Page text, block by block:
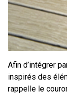
Afin d’intégrer
inspirés des
rappelle le